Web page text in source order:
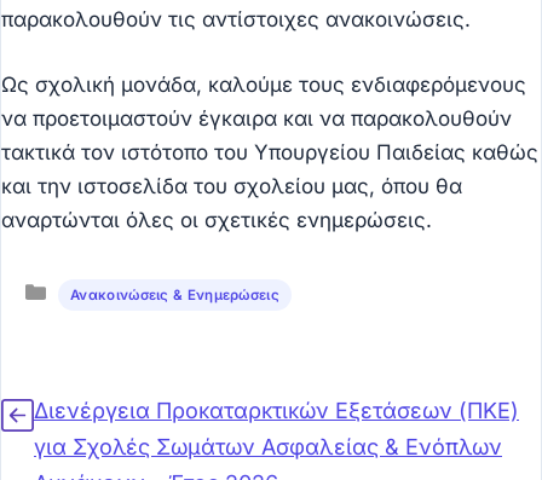
παρακολουθούν τις αντίστοιχες ανακοινώσεις.
Ως σχολική μονάδα, καλούμε τους ενδιαφερόμενους
να προετοιμαστούν έγκαιρα και να παρακολουθούν
τακτικά τον ιστότοπο του Υπουργείου Παιδείας καθώς
και την ιστοσελίδα του σχολείου μας, όπου θα
αναρτώνται όλες οι σχετικές ενημερώσεις.
Κατηγορίες
Ανακοινώσεις & Ενημερώσεις
Διενέργεια Προκαταρκτικών Εξετάσεων (ΠΚΕ)
για Σχολές Σωμάτων Ασφαλείας & Ενόπλων